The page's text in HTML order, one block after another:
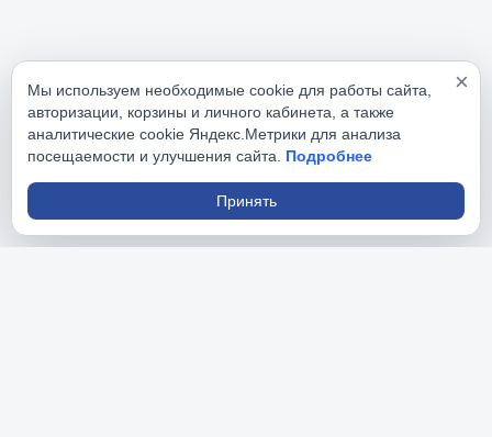
×
Мы используем необходимые cookie для работы сайта,
авторизации, корзины и личного кабинета, а также
аналитические cookie Яндекс.Метрики для анализа
посещаемости и улучшения сайта. Подробнее
Принять